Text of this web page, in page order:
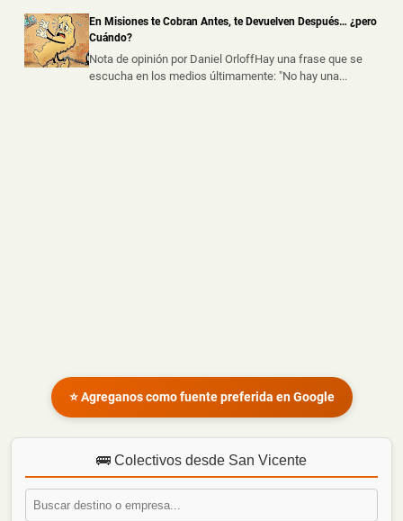
Dos personas resultaron heridas luego de que un
automóvil embistiera a una motoc...
En Misiones te Cobran Antes, te Devuelven Después… ¿pero
Cuándo?
Nota de opinión por Daniel OrloffHay una frase que se
escucha en los medios últimamente: "No hay una...
⭐ Agreganos como fuente preferida en Google
🚌 Colectivos desde San Vicente